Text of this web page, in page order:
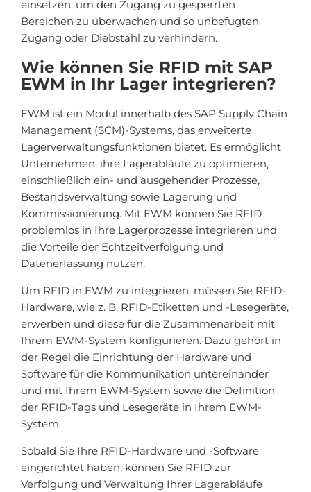
einsetzen, um den Zugang zu gesperrten
Bereichen zu überwachen und so unbefugten
Zugang oder Diebstahl zu verhindern.
Wie können Sie RFID mit SAP
EWM in Ihr Lager integrieren?
EWM ist ein Modul innerhalb des SAP Supply Chain
Management (SCM)-Systems, das erweiterte
Lagerverwaltungsfunktionen bietet. Es ermöglicht
Unternehmen, ihre Lagerabläufe zu optimieren,
einschließlich ein- und ausgehender Prozesse,
Bestandsverwaltung sowie Lagerung und
Kommissionierung. Mit EWM können Sie RFID
problemlos in Ihre Lagerprozesse integrieren und
die Vorteile der Echtzeitverfolgung und
Datenerfassung nutzen.
Um RFID in EWM zu integrieren, müssen Sie RFID-
Hardware, wie z. B. RFID-Etiketten und -Lesegeräte,
erwerben und diese für die Zusammenarbeit mit
Ihrem EWM-System konfigurieren. Dazu gehört in
der Regel die Einrichtung der Hardware und
Software für die Kommunikation untereinander
und mit Ihrem EWM-System sowie die Definition
der RFID-Tags und Lesegeräte in Ihrem EWM-
System.
Sobald Sie Ihre RFID-Hardware und -Software
eingerichtet haben, können Sie RFID zur
Verfolgung und Verwaltung Ihrer Lagerabläufe